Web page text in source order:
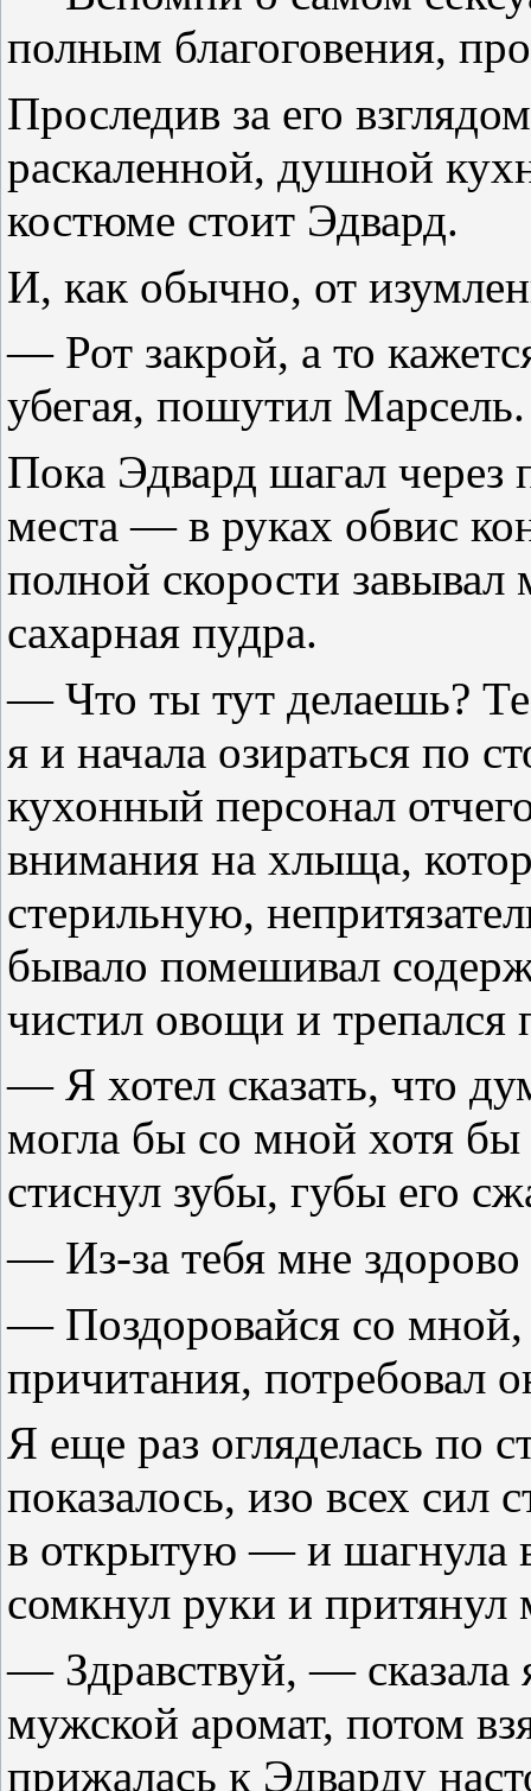
полным благоговения,
Проследив за его
раскаленной, душной
костюме стоит Эдвард.
И, как обычно, от
— Рот закрой, а то
убегая, пошутил Марсель.
Пока Эдвард шагал через
места — в руках обвис
полной скорости завывал
сахарная пудра.
— Что ты тут делаешь?
я и начала озираться по
кухонный персонал
внимания на хлыща,
стерильную,
бывало помешивал
чистил овощи и трепался
— Я хотел сказать, что
могла бы со мной хотя
стиснул зубы, губы его
— Из-за тебя мне здорово
— Поздоровайся со
причитания, потребовал
Я еще раз огляделась по
показалось, изо всех сил
в открытую — и шагнула
сомкнул руки и притянул
— Здравствуй, — сказала
мужской аромат, потом
прижалась к Эдварду